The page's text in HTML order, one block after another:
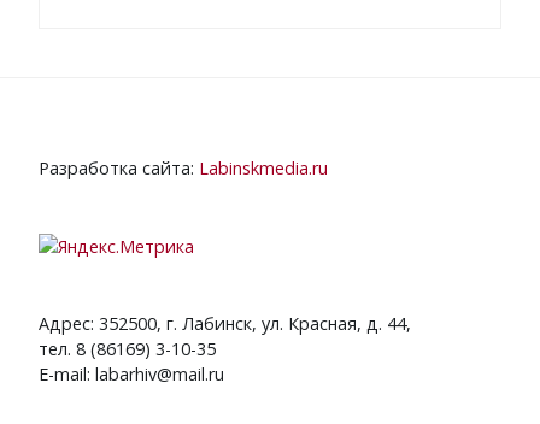
Разработка сайта: Labinskmedia.ru
Адрес: 352500, г. Лабинск, ул. Красная, д. 44,
тел. 8 (86169) 3-10-35
E-mail: labarhiv@mail.ru